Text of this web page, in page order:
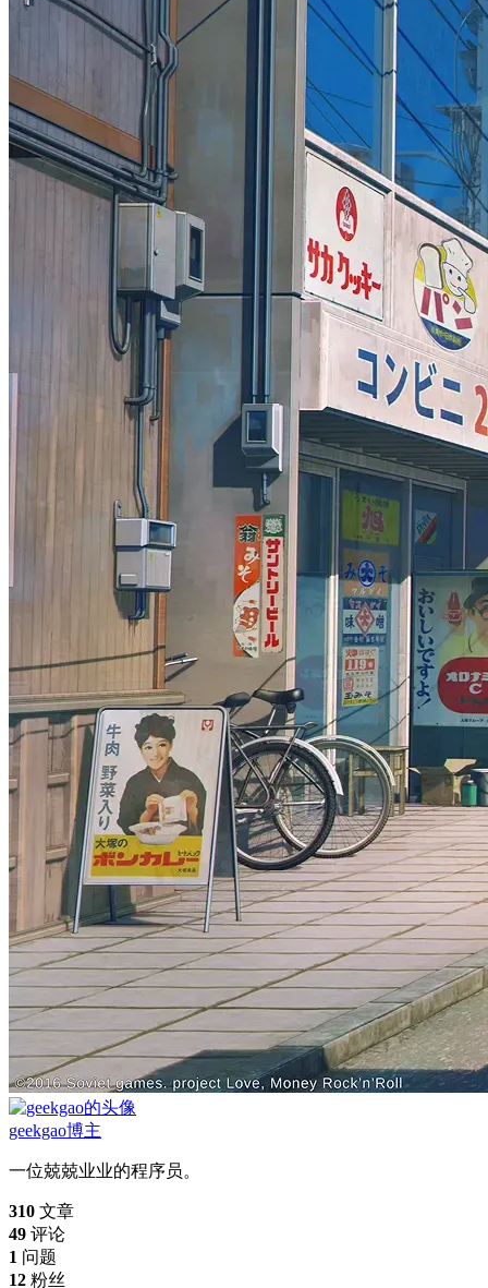
geekgao博主
一位兢兢业业的程序员。
310 文章
49 评论
1 问题
12 粉丝